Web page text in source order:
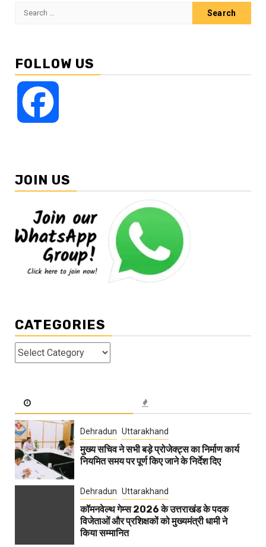
Search
FOLLOW US
JOIN US
CATEGORIES
Categories
Dehradun Uttarakhand
मुख्य सचिव ने सभी बड़े प्रोजेक्ट्स का निर्माण कार्य
नियमित समय पर पूर्ण किए जाने के निर्देश दिए
Dehradun Uttarakhand
कॉमनवेल्थ गेम्स 2026 के उत्तराखंड के पदक
विजेताओं और प्रशिक्षकों को मुख्यमंत्री धामी ने
किया सम्मानित